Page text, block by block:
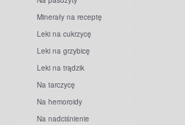
Minerały na receptę
Leki na cukrzycę
Leki na grzybicę
Leki na trądzik
Na tarczycę
Na hemoroidy
Na nadciśnienie